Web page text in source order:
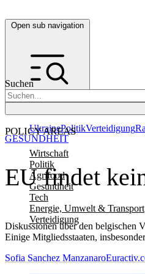
Open sub navigation
Suchen
POLICY AREAS
Wirtschaft
Politik
Agrifood
Gesundheit
Tech
Energie, Umwelt & Transport
Verteidigung
UkrainePolitikVerteidigung
EU findet
Diskussionen über den belgischen
Einige Mitgliedsstaaten,
GESUNDHEIT
Sofia Sanchez Manzanaro